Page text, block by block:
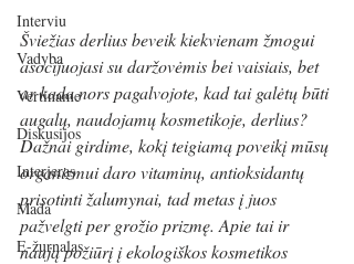
Interviu
Vadyba
Vertiname
Diskusijos
Interjeras
Mada
E-žurnalas
Šviežias derlius beveik kiekvienam žmogui
asocijuojasi su daržovėmis bei vaisiais, bet
ar kada nors pagalvojote, kad tai galėtų būti
augalų, naudojamų kosmetikoje, derlius?
Dažnai girdime, kokį teigiamą poveikį mūsų
organizmui daro vitaminų, antioksidantų
prisotinti žalumynai, tad metas į juos
pažvelgti per grožio prizmę. Apie tai ir
naują požiūrį į ekologiškos kosmetikos